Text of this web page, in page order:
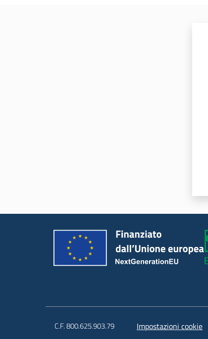
C.F. 800.625.903.79 Impostazioni cookie